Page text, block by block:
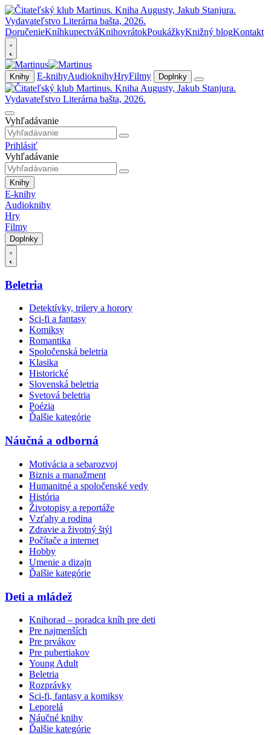
DoručenieKníhkupectváKnihovrátokPoukážkyKnižný blogKontakt
Knihy E-knihyAudioknihyHryFilmy Doplnky
Vyhľadávanie
Prihlásiť
Vyhľadávanie
Knihy
E-knihy
Audioknihy
Hry
Filmy
Doplnky
Beletria
Detektívky, trilery a horory
Sci-fi a fantasy
Komiksy
Romantika
Spoločenská beletria
Klasika
Historické
Slovenská beletria
Svetová beletria
Poézia
Ďalšie kategórie
Náučná a odborná
Motivácia a sebarozvoj
Biznis a manažment
Humanitné a spoločenské vedy
História
Životopisy a reportáže
Vzťahy a rodina
Zdravie a životný štýl
Počítače a internet
Hobby
Umenie a dizajn
Ďalšie kategórie
Deti a mládež
Knihorad – poradca kníh pre deti
Pre najmenších
Pre prvákov
Pre pubertiakov
Young Adult
Beletria
Rozprávky
Sci-fi, fantasy a komiksy
Leporelá
Náučné knihy
Ďalšie kategórie